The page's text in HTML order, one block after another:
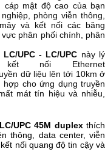
cáp mật độ cao của bạn
phòng viễn thông,
và kết nối các băng
phân phối chính, phân
UPC - LC/UPC này lý
nối Ethernet
dữ liệu lên tới 10km ở
cho ứng dụng truyền
mát tín hiệu và nhiễu,
UPC 45M duplexthích
thông, data center, viễn
nối quang độ tin cậy và